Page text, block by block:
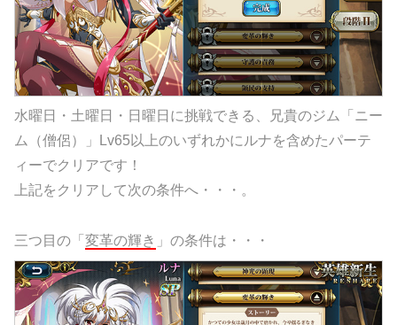
水曜日・土曜日・日曜日に挑戦できる、兄貴のジム「ニー
ム（僧侶）」Lv65以上のいずれかにルナを含めたパーテ
ィーでクリアです！
上記をクリアして次の条件へ・・・。
三つ目の「 変革の輝き 」の条件は・・・